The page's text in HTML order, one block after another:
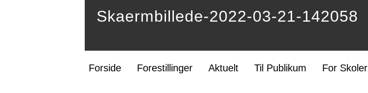
Forside Forestillinger Aktuelt Til Publikum For Skoler
Skaermbillede-2022-03-21-142058